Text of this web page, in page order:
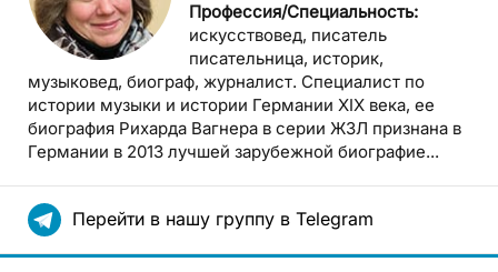
Профессия/Специальность:
искусствовед, писатель
писательница, историк,
музыковед, биограф, журналист. Специалист по
истории музыки и истории Германии ХIX века, ее
биография Рихарда Вагнера в серии ЖЗЛ признана в
Германии в 2013 лучшей зарубежной биографие...
Перейти в нашу группу в Telegram